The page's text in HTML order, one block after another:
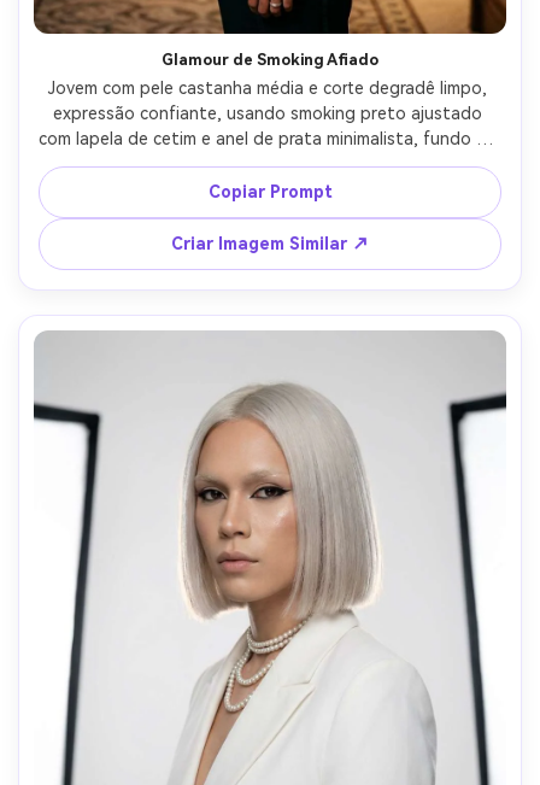
Glamour de Smoking Afiado
Jovem com pele castanha média e corte degradê limpo,
expressão confiante, usando smoking preto ajustado
com lapela de cetim e anel de prata minimalista, fundo de
corredor de hotel sofisticado, luz principal suave com
sombras controladas, Sony A7IV 85mm f/1.8, retrato de
três quartos, atmosfera polida de tapete vermelho,
poros realistas e sombras naturais, coloração editorial,
olhos super nítidos, alta resolução --ar 4:5
Copiar Prompt
Criar Imagem Similar ↗